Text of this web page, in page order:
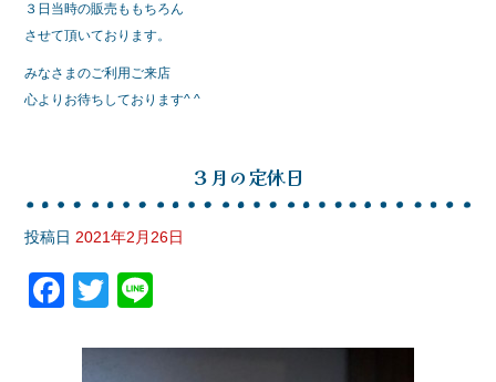
３日当時の販売ももちろん
させて頂いております。
みなさまのご利用ご来店
心よりお待ちしております^ ^
３月の定休日
投稿日 2021年2月26日
F
c
T
tt
e